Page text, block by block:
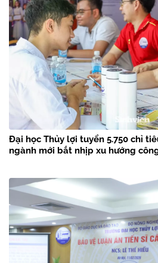
Đại học Thủy lợi tuyển 5.750 chỉ
ngành mới bắt nhịp xu hướng